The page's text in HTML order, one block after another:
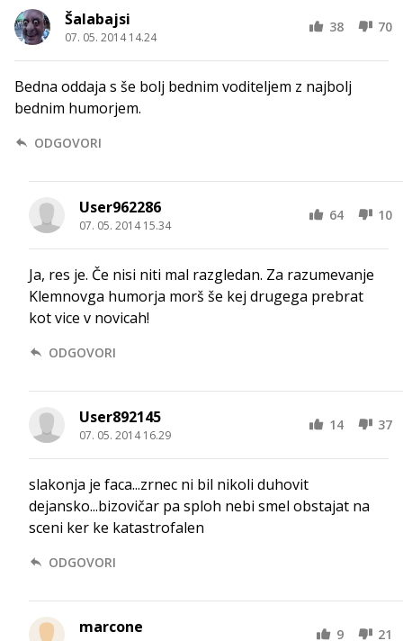
Šalabajsi
07. 05. 2014 14.24
38 70
Bedna oddaja s še bolj bednim voditeljem z najbolj
bednim humorjem.
ODGOVORI
User962286
07. 05. 2014 15.34
64 10
Ja, res je. Če nisi niti mal razgledan. Za razumevanje
Klemnovga humorja morš še kej drugega prebrat
kot vice v novicah!
ODGOVORI
User892145
07. 05. 2014 16.29
14 37
slakonja je faca...zrnec ni bil nikoli duhovit
dejansko...bizovičar pa sploh nebi smel obstajat na
sceni ker ke katastrofalen
ODGOVORI
marcone 9 21